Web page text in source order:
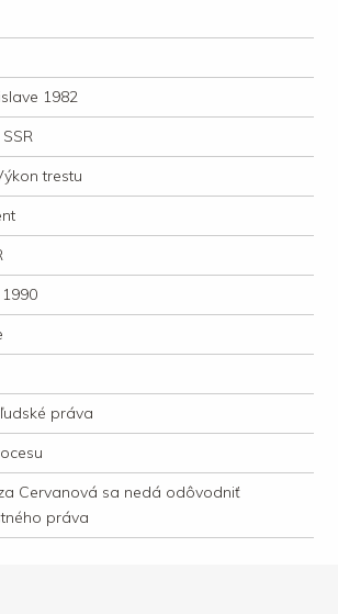
1982
trestu
práva
Cervanová sa nedá odôvodniť
práva